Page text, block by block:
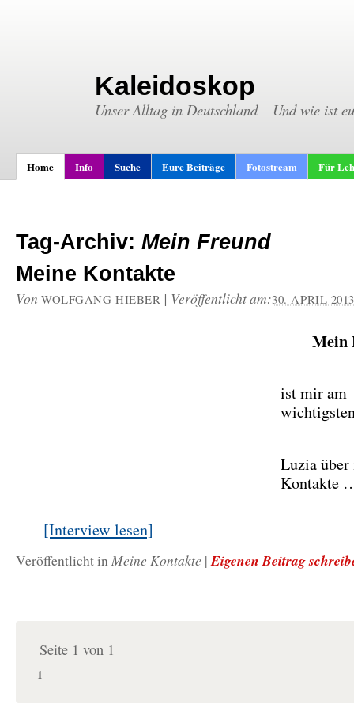
Kaleidoskop
Unser Alltag in Deutschland – Und wie ist
Home Info Suche Eure Beiträge Fotostream Für
Tag-Archiv: Mein Freund
Meine Kontakte
Von WOLFGANG HIEBER | Veröffentlicht am:30. APRIL 2013
Mein
ist mir am
Luzia über
Kontakte
[Interview lesen]
Veröffentlicht inMeine Kontakte | Eigenen Beitrag
Seite 1 von 1
1